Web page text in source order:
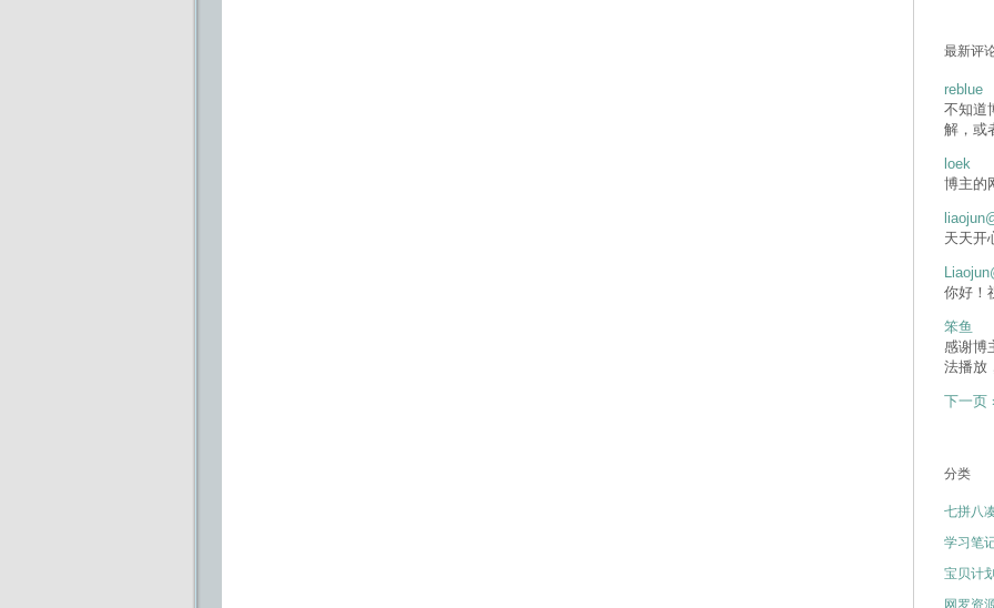
最新评
reblue
不知道
解，或
loek
博主的
天天开
你好！
笨鱼
感谢博
法播放
下一页
分类
七拼八
学习笔
宝贝计
网罗资